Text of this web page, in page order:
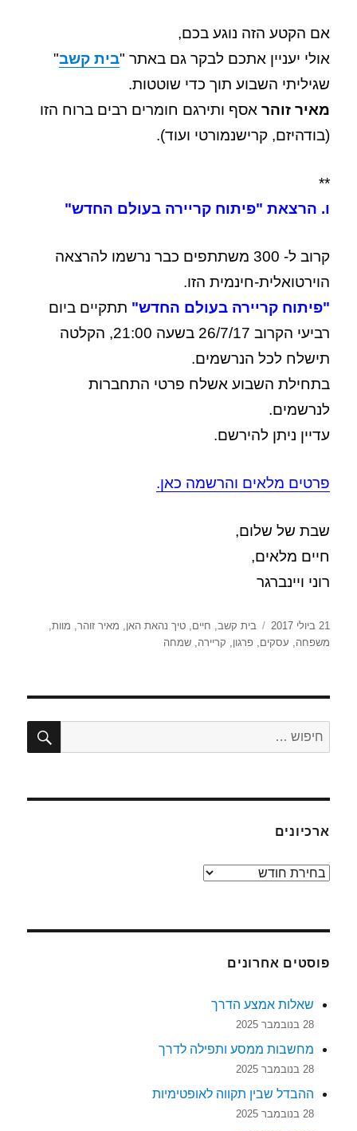
אם הקטע הזה נוגע בכם,
אולי יעניין אתכם לבקר גם באתר "בית קשב"
שגיליתי השבוע תוך כדי שוטטות.
מאיר זוהר אסף ותירגם חומרים רבים ברוח הזו
(בודהיזם, קרישנמורטי ועוד).
**
ו. הרצאת "פיתוח קריירה בעולם החדש"
קרוב ל- 300 משתתפים כבר נרשמו להרצאה
הוירטואלית-חינמית הזו.
"פיתוח קריירה בעולם החדש" תתקיים ביום
רביעי הקרוב 26/7/17 בשעה 21:00, הקלטה
תישלח לכל הנרשמים.
בתחילת השבוע אשלח פרטי התחברות
לנרשמים.
עדיין ניתן להירשם.
פרטים מלאים והרשמה כאן.
שבת של שלום,
חיים מלאים,
רוני ויינברגר
פורסם
בתאריך
21 ביולי 2017 תגיות
בית קשב, חיים,טיך נהאת האן, מאיר זוהר, מוות,
משפחה, עסקים,פרגון, קריירה,שמחה
חפש:
ארכיונים
ארכיונים
פוסטים אחרונים
שאלות אמצע הדרך
28 בנובמבר 2025
מחשבות ממסע ותפילה לדרך
28 בנובמבר 2025
ההבדל שבין תקווה לאופטימיות
28 בנובמבר 2025